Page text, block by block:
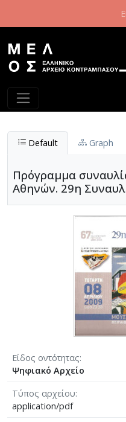
Default Graph
Πρόγραμμα
Αθηνών. 29η
Είδος οντότητας
Ψηφιακό Αρχείο
Τύπος αρχείου
application/pdf